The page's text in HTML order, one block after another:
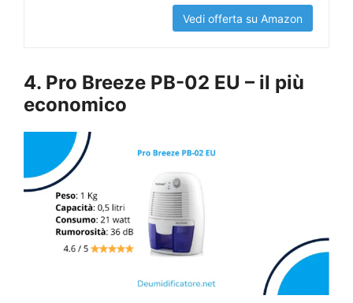
Vedi offerta su Amazon
4. Pro Breeze PB-02 EU – il più
economico